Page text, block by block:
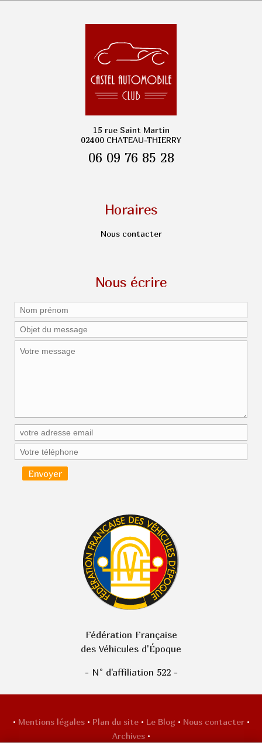
15 rue Saint Martin
02400 CHATEAU-THIERRY
06 09 76 85 28
Horaires
Nous contacter
Nous écrire
Fédération Française
des Véhicules d'Époque
- N° d'affiliation 522 -
• Mentions légales • Plan du site • Le Blog • Nous contacter •
Archives •